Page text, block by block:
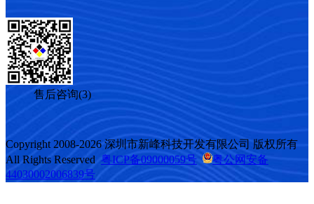
售后咨询(3)
Copyright 2008-2026 深圳市新峰科技开发有限公司 版权所有
All Rights Reserved 粤ICP备09000059号
粤公网安备
44030002006839号